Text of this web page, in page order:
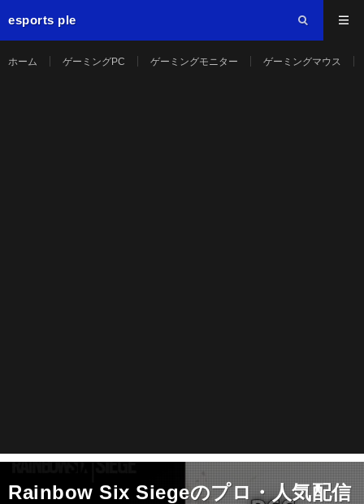
esports ple
ホーム ゲーミングPC ゲーミングモニター ゲーミングマウス
Rainbow Six Siegeのプロ・人気配信